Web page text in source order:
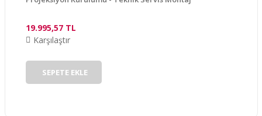
19.995,57 TL
Karşılaştır
SEPETE EKLE